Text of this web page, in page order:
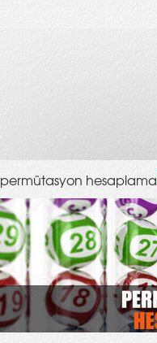
permütasyon hesaplama